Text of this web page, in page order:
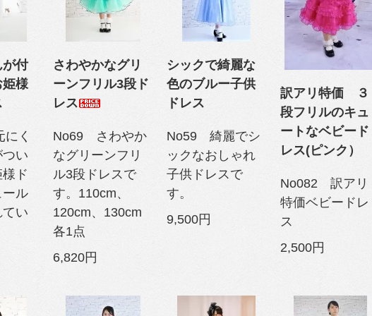
が付
姫様
く
い
ド
ール
い
さわやかなグリ
ーンフリル3段ド
レス
No69 さわやか
なグリーンフリ
ル3段ドレスで
す。110cm、
120cm、130cm
各1点
6,820円
シックで綺麗な
色のブルー子供
ドレス
No59 綺麗でシ
ックなおしゃれ
子供ドレスで
す。
9,500円
訳アリ特価 ３
段フリルのキュ
ートなベビード
レス(ピンク）
No082 訳アリ
特価ベビードレ
ス
2,500円